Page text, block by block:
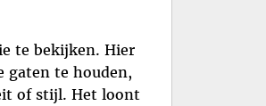
te bekijken. Hier
gaten te houden,
of stijl. Het loont